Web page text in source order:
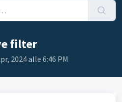
filter
2024 alle 6:46 PM